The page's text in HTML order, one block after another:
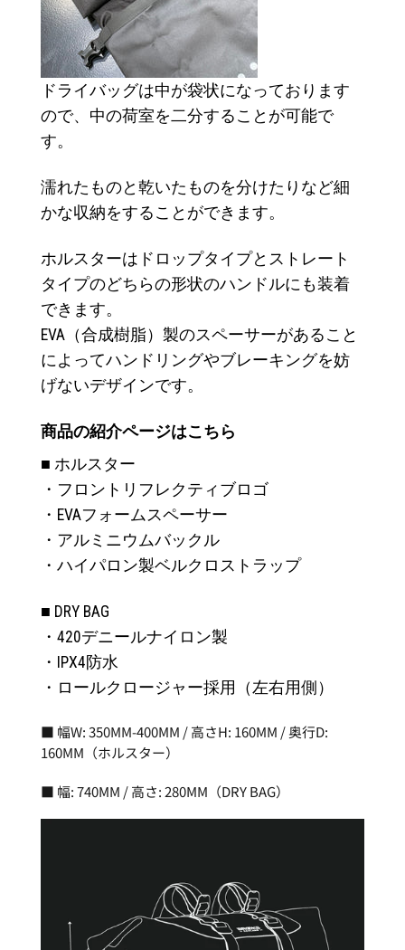
ドライバッグは中が袋状になっております
ので、中の荷室を二分することが可能で
す。
濡れたものと乾いたものを分けたりなど細
かな収納をすることができます。
ホルスターはドロップタイプとストレート
タイプのどちらの形状のハンドルにも装着
できます。
EVA（合成樹脂）製のスペーサーがあること
によってハンドリングやブレーキングを妨
げないデザインです。
商品の紹介ページはこちら
■ ホルスター
・フロントリフレクティブロゴ
・EVAフォームスペーサー
・アルミニウムバックル
・ハイパロン製ベルクロストラップ
■ DRY BAG
・420デニールナイロン製
・IPX4防水
・ロールクロージャー採用（左右用側）
■ 幅W: 350MM-400MM / 高さH: 160MM / 奥行D:
160MM（ホルスター）
■ 幅: 740MM / 高さ: 280MM（DRY BAG）